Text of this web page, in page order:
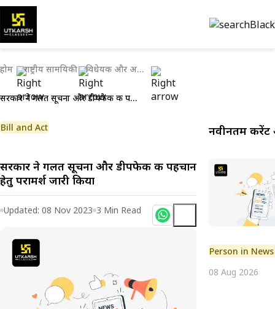
होम राष्ट्रीय सामयिकी विधेयक और अधिनियम
सरकार ने गलत सूचना और डीपफेक की पहचान हेतु परामर्श जारी किया
Bill and Act
सरकार ने गलत सूचना और डीपफेक की पहचान
हेतु परामर्श जारी किया
Updated: 08 Nov 2023 3 Min Read
नवीनतम करेंट
Person in News
08 Aug 2026